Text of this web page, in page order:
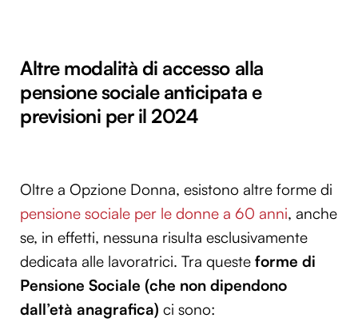
Altre modalità di accesso alla
pensione sociale anticipata e
previsioni per il 2024
Oltre a Opzione Donna, esistono altre forme di
pensione sociale per le donne a 60 anni, anche
se, in effetti, nessuna risulta esclusivamente
dedicata alle lavoratrici. Tra queste forme di
Pensione Sociale (che non dipendono
dall’età anagrafica) ci sono: